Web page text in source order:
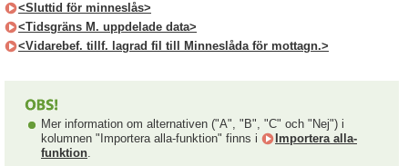
<Sluttid för minneslås>
<Tidsgräns M. uppdelade data>
<Vidarebef. tillf. lagrad fil till Minneslåda för mottagn.>
Mer information om alternativen ("A", "B", "C" och "Nej") i
kolumnen "Importera alla-funktion" finns i
Importera alla-
funktion.